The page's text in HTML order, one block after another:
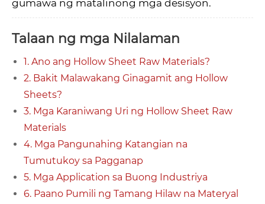
gumawa ng matalinong mga desisyon.
Talaan ng mga Nilalaman
1. Ano ang Hollow Sheet Raw Materials?
2. Bakit Malawakang Ginagamit ang Hollow
Sheets?
3. Mga Karaniwang Uri ng Hollow Sheet Raw
Materials
4. Mga Pangunahing Katangian na
Tumutukoy sa Pagganap
5. Mga Application sa Buong Industriya
6. Paano Pumili ng Tamang Hilaw na Materyal